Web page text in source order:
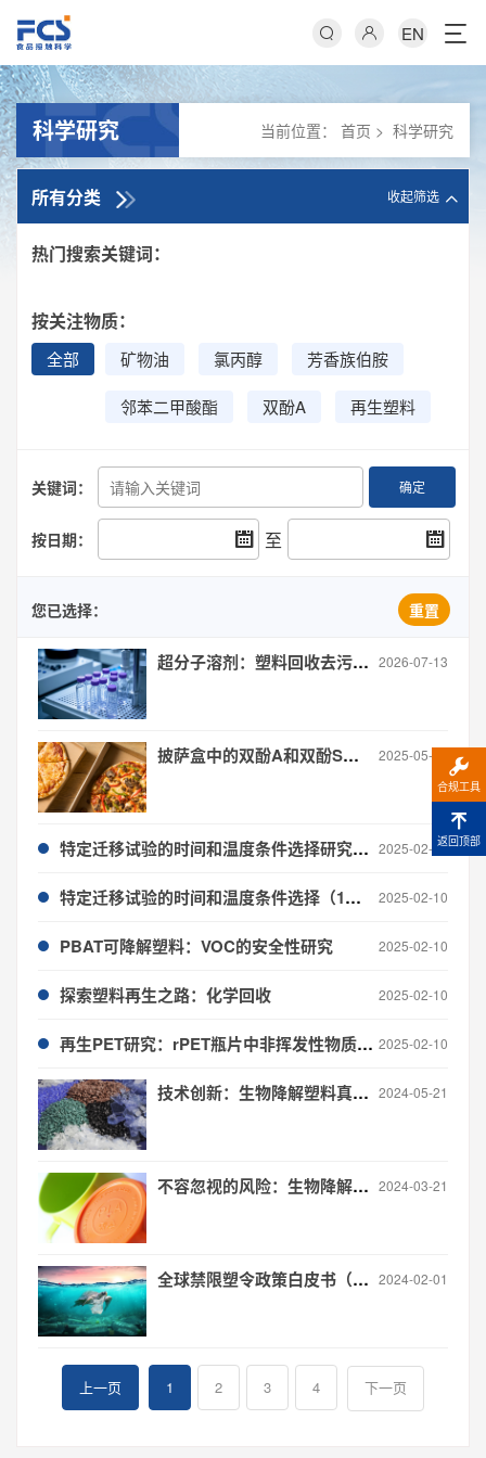
EN
科学研究 当前位置： 首页 > 科学研究
所有分类 收起筛选
热门搜索关键词：
按关注物质：
全部 矿物油 氯丙醇 芳香族伯胺
邻苯二甲酸酯 双酚A 再生塑料
关键词： 确定
按日期： 至
您已选择： 重置
超分子溶剂：塑料回收去污新路径 2026-07-13
披萨盒中的双酚A和双酚S风险 2025-05-16
特定迁移试验的时间和温度条件选择研究(2)——外卖塑料餐盒 2025-02-10
特定迁移试验的时间和温度条件选择（1）——堂食用一次性热饮杯 2025-02-10
PBAT可降解塑料：VOC的安全性研究 2025-02-10
探索塑料再生之路：化学回收 2025-02-10
再生PET研究：rPET瓶片中非挥发性物质鉴定与危害分级评估研究 2025-02-10
技术创新：生物降解塑料真伪鉴别 2024-05-21
不容忽视的风险：生物降解塑料中的氟元素 2024-03-21
全球禁限塑令政策白皮书（2024年2月1日更新） 2024-02-01
上一页 1 2 3 4 下一页
合规工具
返回顶部